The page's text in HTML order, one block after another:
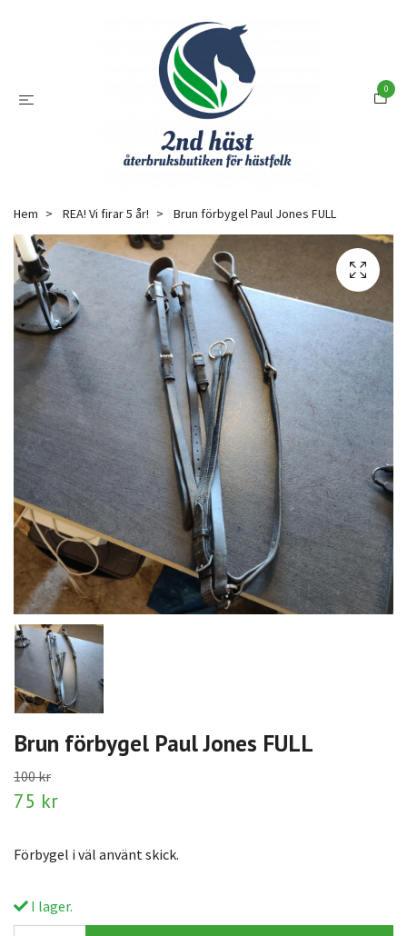
0
Hem REA! Vi firar 5 år! Brun förbygel Paul Jones FULL
Brun förbygel Paul Jones FULL
100 kr
75 kr
Förbygel i väl använt skick.
I lager.